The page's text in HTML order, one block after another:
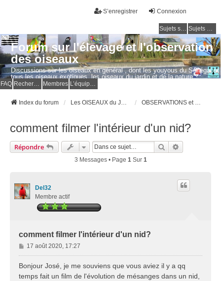
Connexion
S’enregistrer
Sujets sans réponse Sujets actifs
Forum sur l'élevage et l'observation
des oiseaux
Discussions sur les oiseaux en général , dont les youyous du Sénégal et
tous les oiseaux exotiques, les oiseaux du jardin et de la nature.
Questions, photos, expériences.
FAQ Membres
Index du forum
comment filmer l'intérieur d'un nid?
Répondre Rechercher
3 Messages • Page 1 Sur 1
Del32
Membre actif
comment filmer l'intérieur d'un nid?
M
e
s
17 août 2020, 17:27
Bonjour José, je me souviens que vous aviez il y a qq
temps fait un film de l'évolution de mésanges dans un nid,